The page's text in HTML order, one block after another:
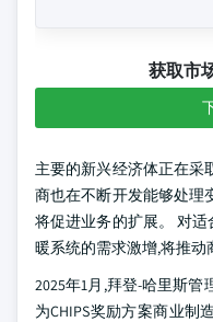
获取市
主要的新兴经济体正在采
商也在不断开发能够处理
将促进业务的扩展。 对
暖系统的需求激增,将推动
2025年1月,拜登-哈里斯管
为CHIPS奖励方案商业制